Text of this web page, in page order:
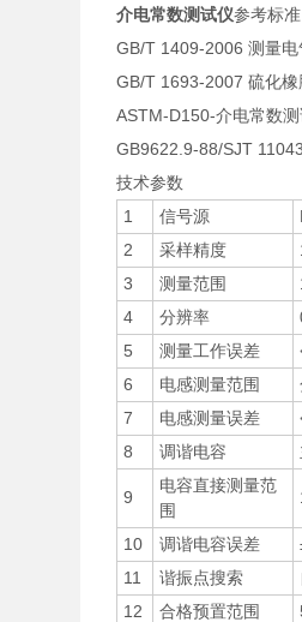
介电常数测试仪参考标准
GB/T 1409-2006 测量电
GB/T 1693-2007 硫化橡
ASTM-D150-介电常数测
GB9622.9-88/SJT
技术参数
1
信号源
2
采样精度
3
测量范围
4
分辨率
5
测量工作误差
6
电感测量范围
7
电感测量误差
8
调谐电容
9
电容直接测量范
围
10 调谐电容误差
11
谐振点搜索
12
合格预置范围